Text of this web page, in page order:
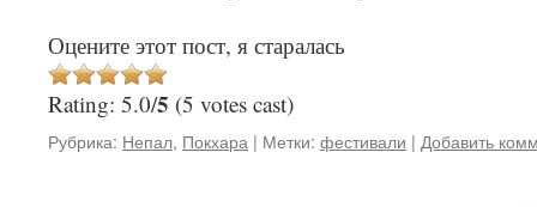
Оцените этот пост, я старалась
Rating: 5.0/5 (5 votes cast)
Рубрика: Непал, Покхара | Метки: фестивали | Добавить